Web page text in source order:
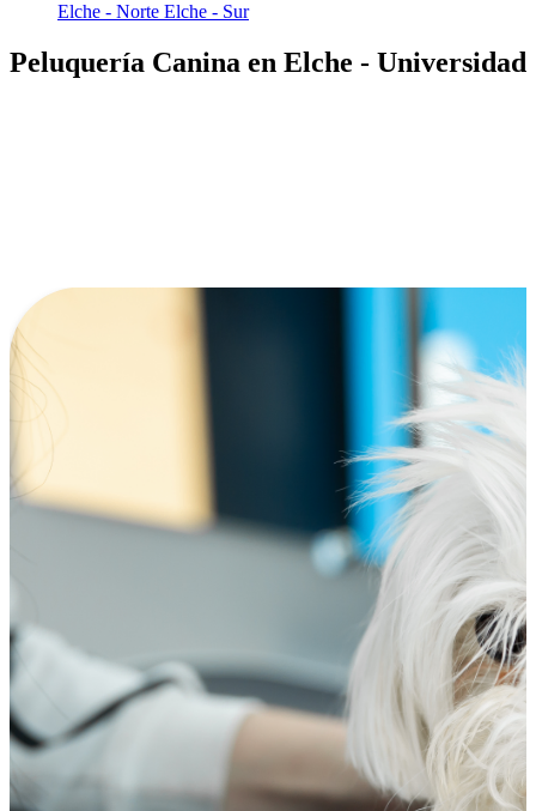
Elche - Norte Elche - Sur
Peluquería Canina en Elche - Universidad